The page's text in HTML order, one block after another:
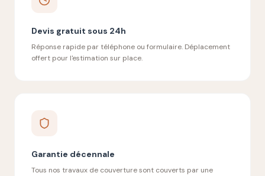
Devis gratuit sous 24h
Réponse rapide par téléphone ou formulaire. Déplacement
offert pour l'estimation sur place.
Garantie décennale
Tous nos travaux de couverture sont couverts par une